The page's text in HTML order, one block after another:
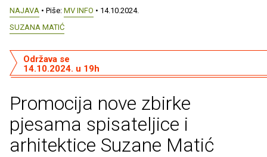
NAJAVA • Piše: MV INFO • 14.10.2024.
SUZANA MATIĆ
Promocija nove zbirke
pjesama spisateljice i
arhitektice Suzane Matić
Održava se
14.10.2024. u 19h